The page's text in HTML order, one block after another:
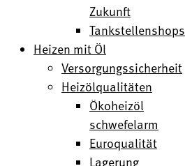
Zukunft
Tankstellenshops
Heizen mit Öl
Versorgungssicherheit
Heizölqualitäten
Ökoheizöl
schwefelarm
Euroqualität
Lagerung